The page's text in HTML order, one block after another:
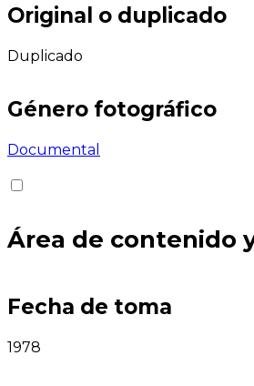
Original o duplicado
Duplicado
Género fotográfico
Documental
Área de contenido
Fecha de toma
1978